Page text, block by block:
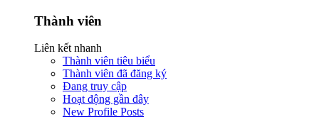
Thành viên
Liên kết nhanh
Thành viên tiêu biểu
Thành viên đã đăng ký
Đang truy cập
Hoạt động gần đây
New Profile Posts